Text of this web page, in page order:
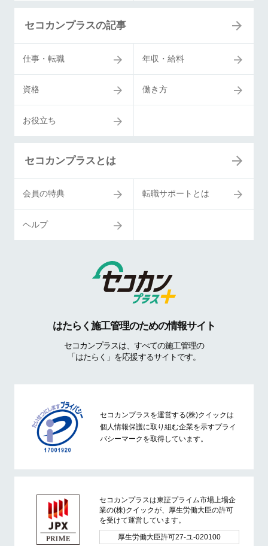
セコカンプラスの記事
仕事・転職 年収・給料
資格 働き方
お役立ち
セコカンプラスとは
会員の特典 転職サポートとは
ヘルプ
はたらく施工管理のための情報サイト
セコカンプラスは、すべての施工管理の
「はたらく」を応援するサイトです。
セコカンプラスを運営する(株)クイックは
個人情報保護に取り組む企業を示すプライ
バシーマークを取得しています。
セコカンプラスは東証プライム市場上場企
業の(株)クイックが、厚生労働大臣の許可
を受けて運営しています。
厚生労働大臣許可27-ユ-020100